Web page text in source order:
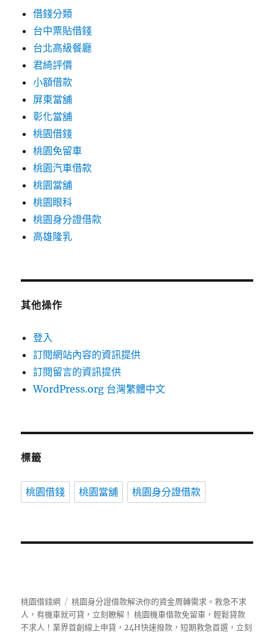
借錢分類
台中票貼借錢
台北高級餐廳
君綺評價
小額借款
屏東當舖
彰化當舖
桃園借錢
桃園免留車
桃園汽車借款
桃園當舖
桃園眼科
桃園身分證借款
高雄隆乳
其他操作
登入
訂閱網站內容的資訊提供
訂閱留言的資訊提供
WordPress.org 台灣繁體中文
標籤
桃園借錢 桃園當舖 桃園身分證借款
桃園借錢網
桃園身分證借款解決你的資金周轉需求。救急不求
人，有機車就可貸，立刻瞭解！ 桃園機車借款免留車，輕鬆貸款
不求人！業界首創線上申貸，24H快速撥款，短期救急首選，立刻